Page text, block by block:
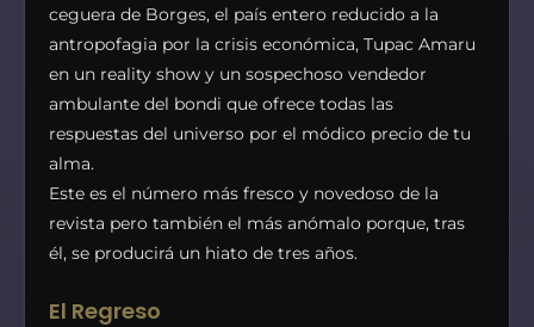
ceguera de Borges, el país entero reducido a la
antropofagia por la crisis económica, Tupac Amaru
en un reality show y un sospechoso vendedor
ambulante del bondi que ofrece todas las
respuestas del universo por el módico precio de tu
alma.
Este es el número más fresco y novedoso de la
revista pero también el más anómalo porque, tras
él, se producirá un hiato de tres años.
El Regreso